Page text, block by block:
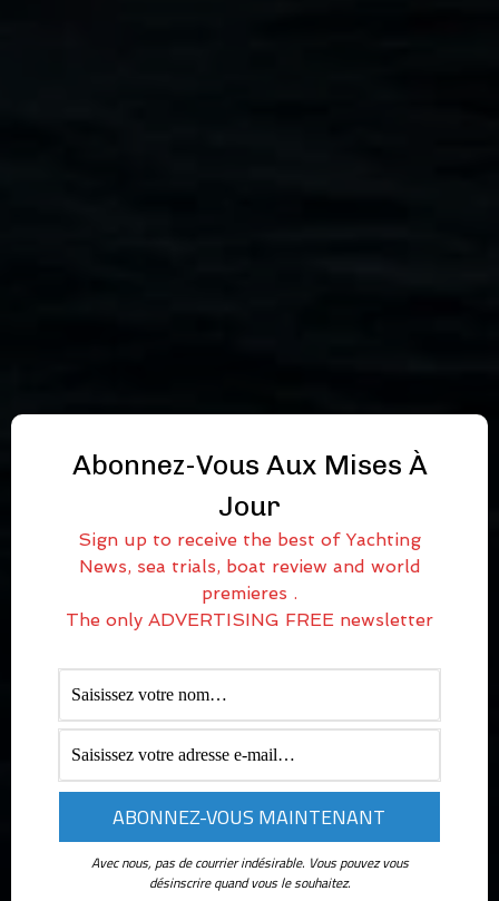
Abonnez-Vous Aux Mises À
Jour
Sign up to receive the best of Yachting
News, sea trials, boat review and world
premieres .
The only ADVERTISING FREE newsletter
Avec nous, pas de courrier indésirable. Vous pouvez vous
désinscrire quand vous le souhaitez.